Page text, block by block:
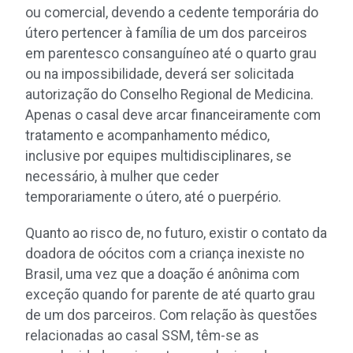
ou comercial, devendo a cedente temporária do
útero pertencer à família de um dos parceiros
em parentesco consanguíneo até o quarto grau
ou na impossibilidade, deverá ser solicitada
autorização do Conselho Regional de Medicina.
Apenas o casal deve arcar financeiramente com
tratamento e acompanhamento médico,
inclusive por equipes multidisciplinares, se
necessário, à mulher que ceder
temporariamente o útero, até o puerpério.
Quanto ao risco de, no futuro, existir o contato da
doadora de oócitos com a criança inexiste no
Brasil, uma vez que a doação é anônima com
exceção quando for parente de até quarto grau
de um dos parceiros. Com relação às questões
relacionadas ao casal SSM, têm-se as